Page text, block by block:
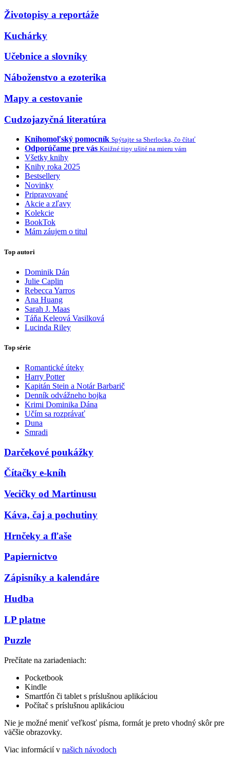
Životopisy a reportáže
Kuchárky
Učebnice a slovníky
Náboženstvo a ezoterika
Mapy a cestovanie
Cudzojazyčná literatúra
Knihomoľský pomocník Spýtajte sa Sherlocka, čo čítať
Odporúčame pre vás Knižné tipy ušité na mieru vám
Všetky knihy
Knihy roka 2025
Bestsellery
Novinky
Pripravované
Akcie a zľavy
Kolekcie
BookTok
Mám záujem o titul
Top autori
Dominik Dán
Julie Caplin
Rebecca Yarros
Ana Huang
Sarah J. Maas
Táňa Keleová Vasilková
Lucinda Riley
Top série
Romantické úteky
Harry Potter
Kapitán Stein a Notár Barbarič
Denník odvážneho bojka
Krimi Dominika Dána
Učím sa rozprávať
Duna
Smradi
Darčekové poukážky
Čítačky e-kníh
Vecičky od Martinusu
Káva, čaj a pochutiny
Hrnčeky a fľaše
Papiernictvo
Zápisníky a kalendáre
Hudba
LP platne
Puzzle
Prečítate na zariadeniach:
Pocketbook
Kindle
Smartfón či tablet s príslušnou aplikáciou
Počítač s príslušnou aplikáciou
Nie je možné meniť veľkosť písma, formát je preto vhodný skôr pre
väčšie obrazovky.
Viac informácií v našich návodoch